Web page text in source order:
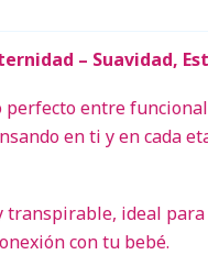
– Suavidad,
entre
en ti y en cada
transpirable, ideal
con tu bebé.